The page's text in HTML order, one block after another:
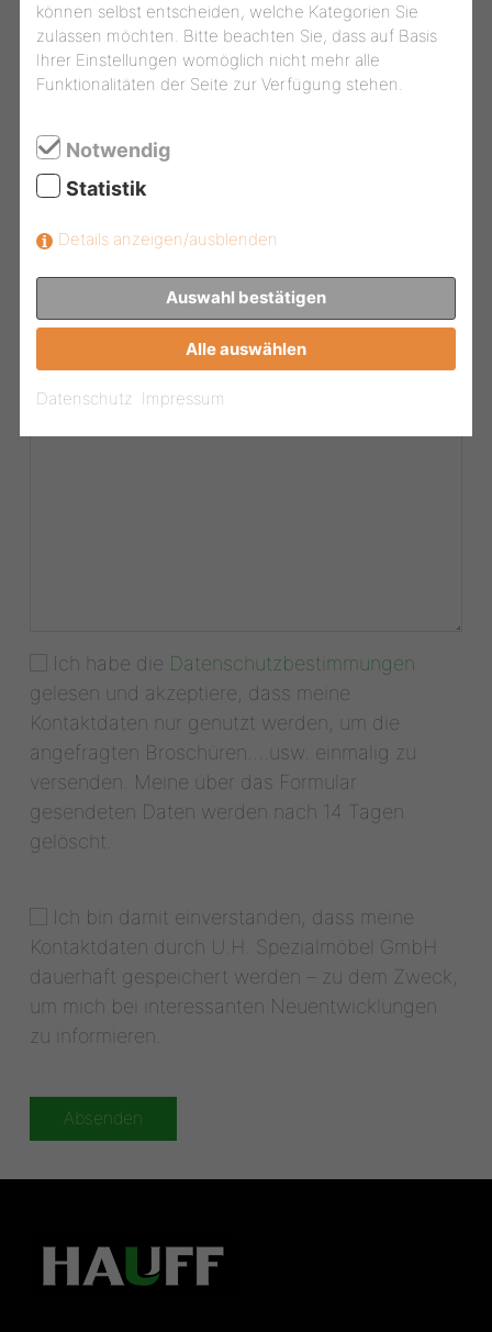
Ihr Montagewusnsch
Ihre Nachricht / FarbpräferenzenFarbtonkarte
Ich habe die Datenschutzbestimmungen
gelesen und akzeptiere, dass meine
Kontaktdaten nur genutzt werden, um die
angefragten Broschüren….usw. einmalig zu
versenden. Meine über das Formular
gesendeten Daten werden nach 14 Tagen
gelöscht.
Ich bin damit einverstanden, dass meine
Kontaktdaten durch U.H. Spezialmöbel GmbH
dauerhaft gespeichert werden – zu dem Zweck,
um mich bei interessanten Neuentwicklungen
zu informieren.
Absenden
können selbst entscheiden, welche Kategorien Sie
zulassen möchten. Bitte beachten Sie, dass auf Basis
Ihrer Einstellungen womöglich nicht mehr alle
Funktionalitäten der Seite zur Verfügung stehen.
Notwendig
Statistik
Details anzeigen/ausblenden
Auswahl bestätigen
Alle auswählen
Datenschutz Impressum